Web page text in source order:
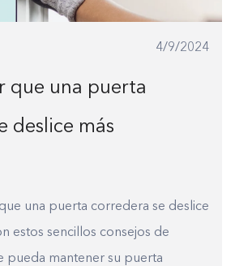
4/9/2024
que una puerta
deslice más
una puerta corredera se deslice
estos sencillos consejos de
pueda mantener su puerta